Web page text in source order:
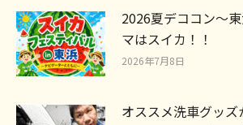
2026夏デココン～
マはスイカ！！
2026年7月8日
オススメ洗車グッ